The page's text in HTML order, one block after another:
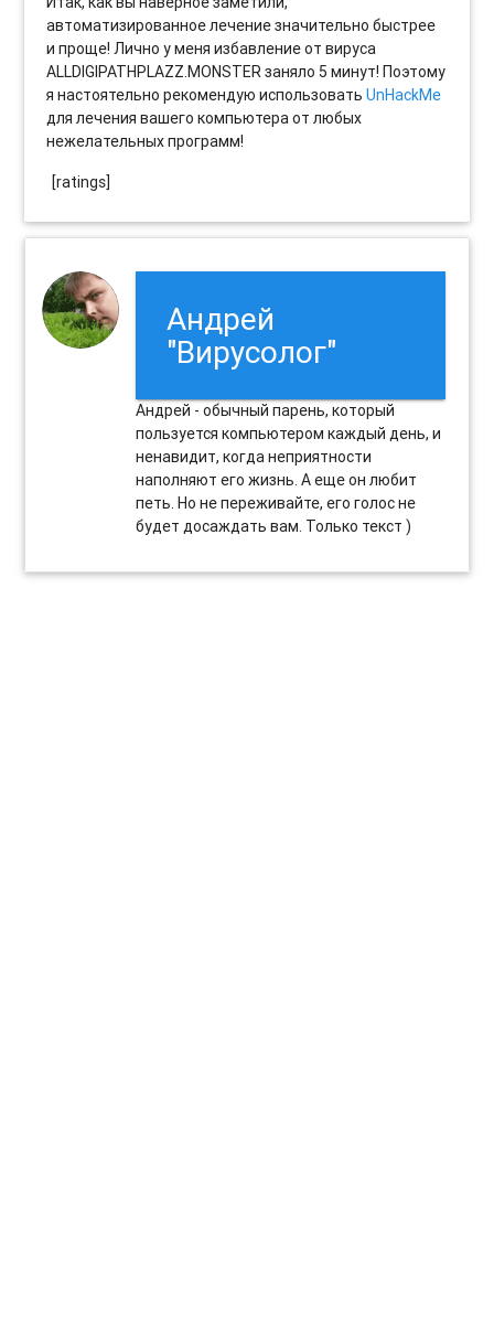
автоматизированное лечение значительно быстрее
и проще! Лично у меня избавление от вируса
ALLDIGIPATHPLAZZ.MONSTER заняло 5 минут! Поэтому
я настоятельно рекомендую использоватьUnHackMe
для лечения вашего компьютера от любых
нежелательных программ!
[ratings]
Андрей
"Вирусолог"
Андрей - обычный парень, который
пользуется компьютером каждый день, и
ненавидит, когда неприятности
наполняют его жизнь. А еще он любит
петь. Но не переживайте, его голос не
будет досаждать вам. Только текст )